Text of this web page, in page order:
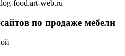
food.art-web.ru
по продаже мебели